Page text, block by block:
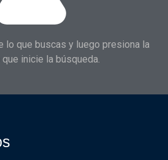
lo que buscas y luego presiona la
que inicie la búsqueda.